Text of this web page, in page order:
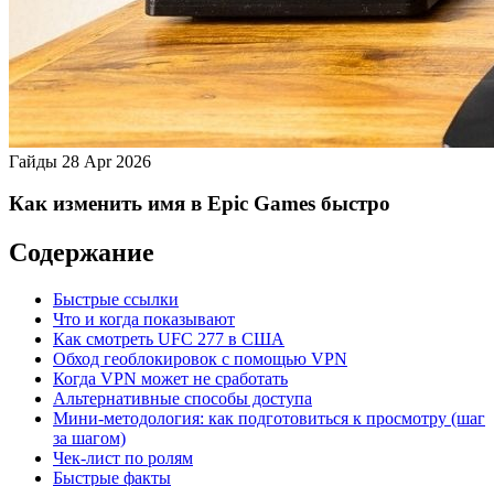
Гайды 28 Apr 2026
Как изменить имя в Epic Games быстро
Содержание
Быстрые ссылки
Что и когда показывают
Как смотреть UFC 277 в США
Обход геоблокировок с помощью VPN
Когда VPN может не сработать
Альтернативные способы доступа
Мини‑методология: как подготовиться к просмотру (шаг
за шагом)
Чек‑лист по ролям
Быстрые факты